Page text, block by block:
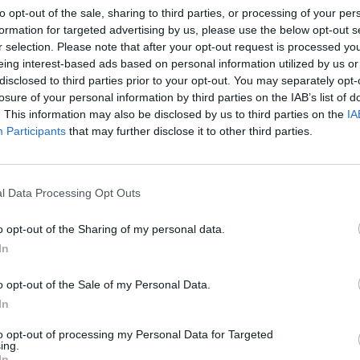
opt-out of the sale, sharing to third parties, or processing of your
for targeted advertising by us, please use the below opt-out
selection. Please note that after your opt-out request is processed
interest-based ads based on personal information utilized by us
to third parties prior to your opt-out. You may separately
of your personal information by third parties on the IAB’s list of
This information may also be disclosed by us to third parties on the
Participants that may further disclose it to other third parties.
Data Processing Opt Outs
opt-out of the Sharing of my personal data.
opt-out of the Sale of my Personal Data.
opt-out of processing my Personal Data for Targeted
els resultats dels primers sis mesos de 2019.
d'una impossibilitat d'efectuar totes
la manca global de semiconductors. Les
van registrar un descens interanual proper a
demanda generada, la companyia ha obert la
durant el mes d'agost.
s'està centrant en la producció de les línies León
compensar parcialment els vehicles no
totes les unitats compromeses com abans
des dels concessionaris".
exitosa de la companyia, amb un creixement en
fins als 44.800 vehicles. Només al juliol, de fet,
6.600 vehicles, un 128% més que el mateix
unes 30.000 unitats entregades, representa